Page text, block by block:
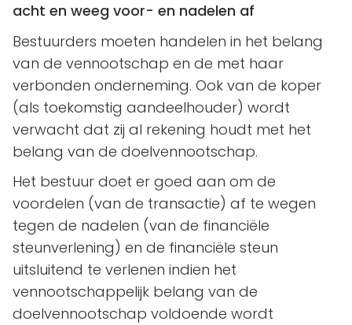
acht en weeg voor- en nadelen af
Bestuurders moeten handelen in het belang
van de vennootschap en de met haar
verbonden onderneming. Ook van de koper
(als toekomstig aandeelhouder) wordt
verwacht dat zij al rekening houdt met het
belang van de doelvennootschap.
Het bestuur doet er goed aan om de
voordelen (van de transactie) af te wegen
tegen de nadelen (van de financiële
steunverlening) en de financiële steun
uitsluitend te verlenen indien het
vennootschappelijk belang van de
doelvennootschap voldoende wordt